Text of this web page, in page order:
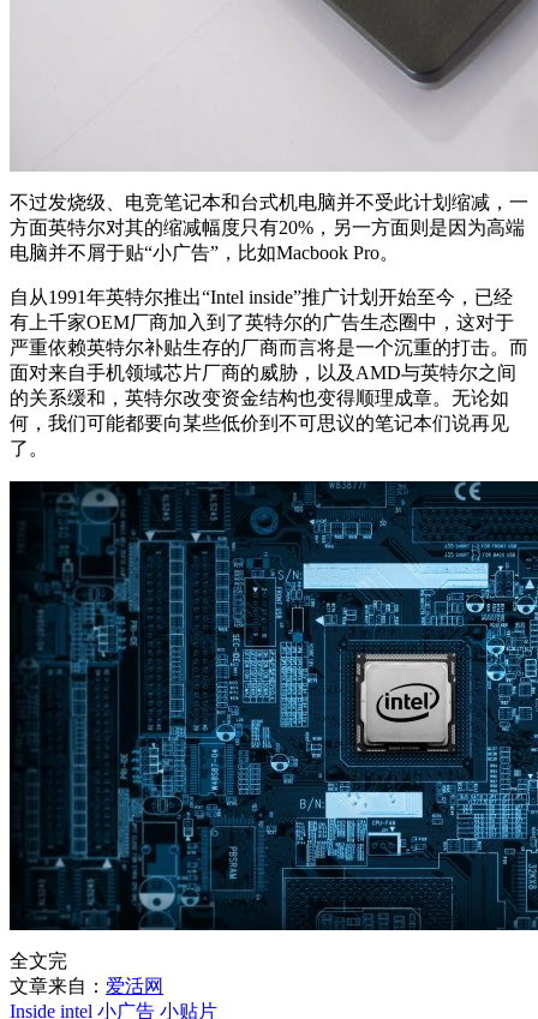
不过发烧级、电竞笔记本和台式机电脑并不受此计划缩减，一
方面英特尔对其的缩减幅度只有20%，另一方面则是因为高端
电脑并不屑于贴“小广告”，比如Macbook Pro。
自从1991年英特尔推出“Intel inside”推广计划开始至今，已经
有上千家OEM厂商加入到了英特尔的广告生态圈中，这对于
严重依赖英特尔补贴生存的厂商而言将是一个沉重的打击。而
面对来自手机领域芯片厂商的威胁，以及AMD与英特尔之间
的关系缓和，英特尔改变资金结构也变得顺理成章。无论如
何，我们可能都要向某些低价到不可思议的笔记本们说再见
了。
全文完
文章来自： 爱活网
Inside intel 小广告 小贴片